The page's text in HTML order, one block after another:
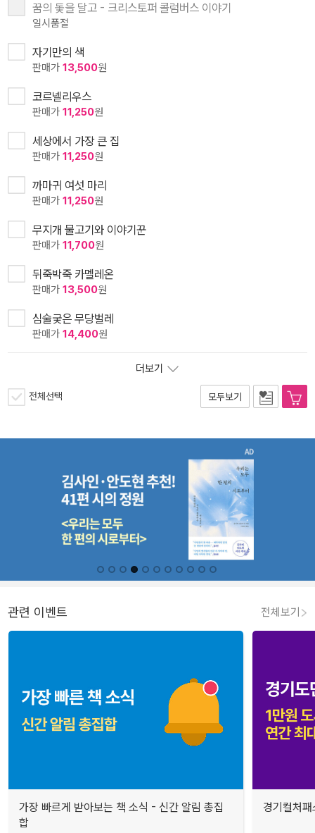
꿈의 돛을 달고 - 크리스토퍼 콜럼버스 이야기
일시품절
자기만의 색
판매가 13,500원
코르넬리우스
판매가 11,250원
세상에서 가장 큰 집
판매가 11,250원
까마귀 여섯 마리
판매가 11,250원
무지개 물고기와 이야기꾼
판매가 11,700원
뒤죽박죽 카멜레온
판매가 13,500원
심술궂은 무당벌레
판매가 14,400원
더보기
전체선택 모두보기
관련 이벤트 전체보기
가장 빠르게 받아보는 책 소식 - 신간 알림 총집
합
경기컬처